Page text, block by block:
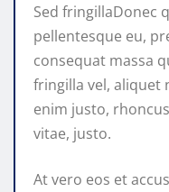
Sed fringillaDonec
pellentesque eu,
consequat massa
fringilla vel, aliquet
enim justo,
vitae, justo.
At vero eos et